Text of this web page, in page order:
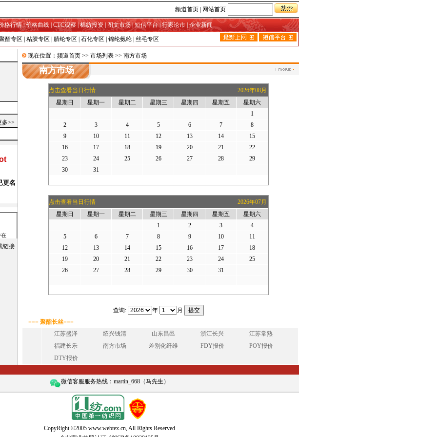
频道首页 网站首页
格行情|价格曲线 CTC观察 |棉纺投资 图文市场|短信平台 |行家论市 企业新闻
酯专区 粘胶专区 腈纶专区 石化专区 锦纶氨纶 丝毛专区
多>>
链接
现在位置： 频道首页 >> 市场列表 >> 南方市场
南方市场
点击查看当日行情
2026年08月
星期日
星期一 星期二 星期三 星期四 星期五
星期六
1
2
3 4 5 6 7
8
9
10 11 12 13 14
15
16
17 18 19 20 21
22
23
24 25 26 27 28
29
30
31
点击查看当日行情
2026年07月
星期日
星期一 星期二 星期三 星期四 星期五
星期六
1
2 3
4
5
6 7 8 9 10
11
12
13 14 15 16 17
18
19
20 21 22 23 24
25
26
27 28 29 30 31
查询: 年
月
=== 聚酯长丝===
江苏盛泽
绍兴钱清 山东昌邑 浙江长兴
江苏常熟
福建长乐
南方市场 差别化纤维 FDY报价
POY报价
DTY报价
微信客服服务热线：martin_668（马先生）
CopyRight ©2005 www.webtex.cn, All Rights Reserved